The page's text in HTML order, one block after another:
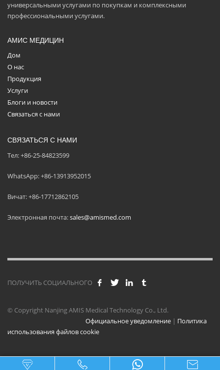
универсальными услугами по покупкам и комплексными
профессиональными услугами.
АМИС МЕДИЦИН
Дом
О нас
Продукция
Услуги
Блоги и новости
Связаться с нами
СВЯЗАТЬСЯ С НАМИ
Тел: +86-25-84823599
WhatsApp: +86-13913952015
Вичат: +86-17712862105
Электронная почта:sales@amismed.com
ПОЛУЧИТЬ СОЦИАЛЬНОГО
© Copyright Nanjing AMIS Medical Technology Co., Ltd.
Официальное уведомление | Политика
использования файлов cookie